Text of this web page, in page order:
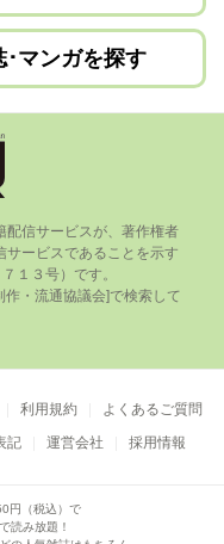
･マンガを探す
配信サービスが、著作権者
ービスであることを⽰す
１３号）です。
利用規約
よくあるご質問
記 運営会社 採用情報
円（税込）で
読み放題！